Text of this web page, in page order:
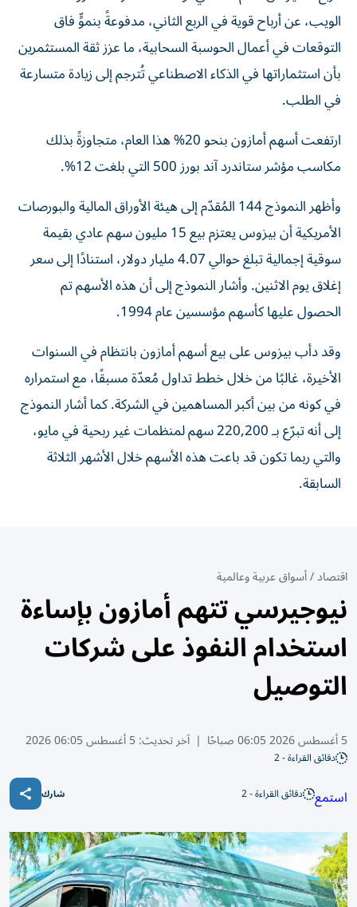
الويب، عن أرباح قوية في الربع الثاني، مدفوعةً بنموٍّ فاق
التوقعات في أعمال الحوسبة السحابية، ما عزز ثقة المستثمرين
بأن استثماراتها في الذكاء الاصطناعي تُترجم إلى زيادة متسارعة
في الطلب.
ارتفعت أسهم أمازون بنحو 20% هذا العام، متجاوزةً بذلك
مكاسب مؤشر ستاندرد آند بورز 500 التي بلغت 12%.
وأظهر النموذج 144 المُقدّم إلى هيئة الأوراق المالية والبورصات
الأمريكية أن بيزوس يعتزم بيع 15 مليون سهم عادي بقيمة
سوقية إجمالية تبلغ حوالي 4.07 مليار دولار، استنادًا إلى سعر
إغلاق يوم الاثنين. وأشار النموذج إلى أن هذه الأسهم تم
الحصول عليها كأسهم مؤسسين عام 1994.
وقد دأب بيزوس على بيع أسهم أمازون بانتظام في السنوات
الأخيرة، غالبًا من خلال خطط تداول مُعدّة مسبقًا، مع استمراره
في كونه من بين أكبر المساهمين في الشركة. كما أشار النموذج
إلى أنه تبرّع بـ 220,200 سهم لمنظمات غير ربحية في مايو،
والتي ربما تكون قد باعت هذه الأسهم خلال الأشهر الثلاثة
السابقة.
اقتصاد/أسواق عربية وعالمية
نيوجيرسي تتهم أمازون بإساءة
استخدام النفوذ على شركات
التوصيل
5 أغسطس 2026 06:05 صباحًا | آخر تحديث:5 أغسطس 06:05 2026
دقائق القراءة - 2
استمع دقائق القراءة - 2 شارك